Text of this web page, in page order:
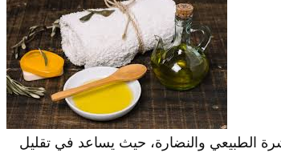
الطبيعي والنضارة، حيث يساعد في تقليل